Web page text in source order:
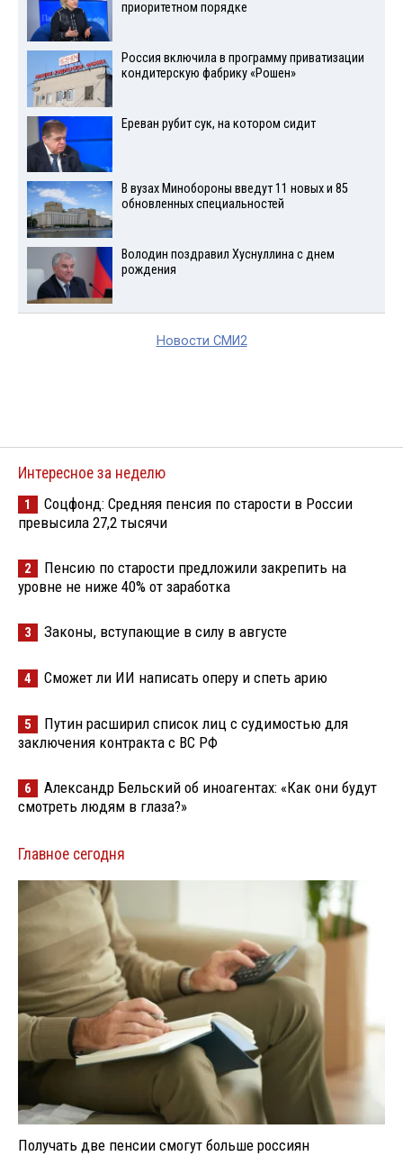
приоритетном порядке
Россия включила в программу приватизации
кондитерскую фабрику «Рошен»
Ереван рубит сук, на котором сидит
В вузах Минобороны введут 11 новых и 85
обновленных специальностей
Володин поздравил Хуснуллина с днем
рождения
Новости СМИ2
Интересное за неделю
1
Соцфонд: Средняя пенсия по старости в России
превысила 27,2 тысячи
2
Пенсию по старости предложили закрепить на
уровне не ниже 40% от заработка
3 Законы, вступающие в силу в августе
4 Сможет ли ИИ написать оперу и спеть арию
5
Путин расширил список лиц с судимостью для
заключения контракта с ВС РФ
6
Александр Бельский об иноагентах: «Как они будут
смотреть людям в глаза?»
Главное сегодня
Получать две пенсии смогут больше россиян